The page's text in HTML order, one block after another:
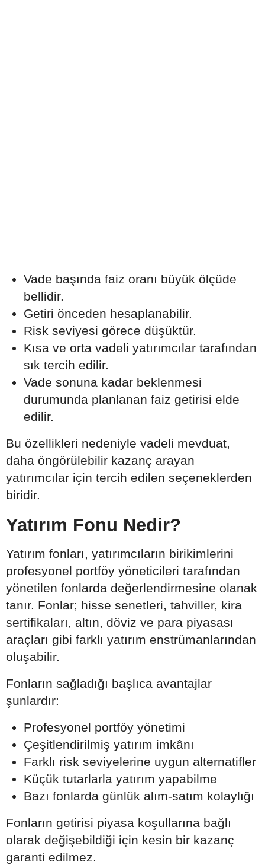
Vade başında faiz oranı büyük ölçüde
bellidir.
Getiri önceden hesaplanabilir.
Risk seviyesi görece düşüktür.
Kısa ve orta vadeli yatırımcılar tarafından
sık tercih edilir.
Vade sonuna kadar beklenmesi
durumunda planlanan faiz getirisi elde
edilir.
Bu özellikleri nedeniyle vadeli mevduat,
daha öngörülebilir kazanç arayan
yatırımcılar için tercih edilen seçeneklerden
biridir.
Yatırım Fonu Nedir?
Yatırım fonları, yatırımcıların birikimlerini
profesyonel portföy yöneticileri tarafından
yönetilen fonlarda değerlendirmesine olanak
tanır. Fonlar; hisse senetleri, tahviller, kira
sertifikaları, altın, döviz ve para piyasası
araçları gibi farklı yatırım enstrümanlarından
oluşabilir.
Fonların sağladığı başlıca avantajlar
şunlardır:
Profesyonel portföy yönetimi
Çeşitlendirilmiş yatırım imkânı
Farklı risk seviyelerine uygun alternatifler
Küçük tutarlarla yatırım yapabilme
Bazı fonlarda günlük alım-satım kolaylığı
Fonların getirisi piyasa koşullarına bağlı
olarak değişebildiği için kesin bir kazanç
garanti edilmez.